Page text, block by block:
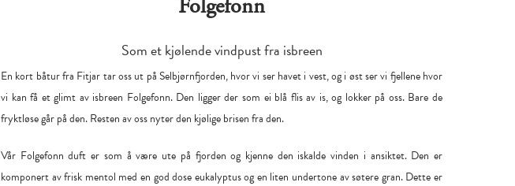
Folgefonn
Som et kjølende vindpust fra isbreen
En kort båtur fra Fitjar tar oss ut på Selbjørnfjorden, hvor vi ser havet i vest, og i øst ser vi fjellene hvor
vi kan få et glimt av isbreen Folgefonn. Den ligger der som ei blå flis av is, og lokker på oss. Bare de
fryktløse går på den. Resten av oss nyter den kjølige brisen fra den.
Vår Folgefonn duft er som å være ute på fjorden og kjenne den iskalde vinden i ansiktet. Den er
komponert av frisk mentol med en god dose eukalyptus og en liten undertone av søtere gran. Dette er